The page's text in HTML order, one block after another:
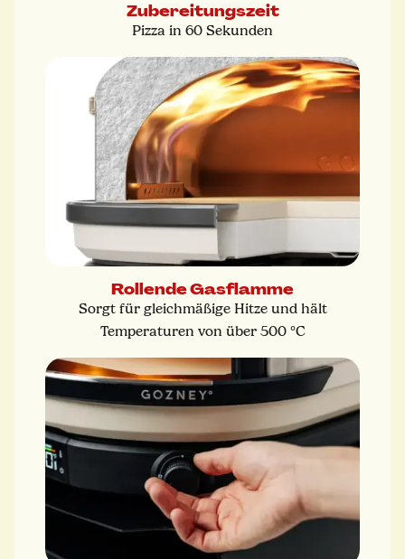
Zubereitungszeit
Pizza in 60 Sekunden
Rollende Gasflamme
Sorgt für gleichmäßige Hitze und hält
Temperaturen von über 500 °C